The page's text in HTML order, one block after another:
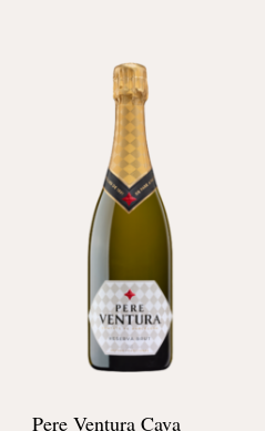
Pere Ventura Cava